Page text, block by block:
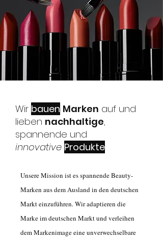
Wir bauen Marken auf und
lieben nachhaltige,
spannende und
innovative Produkte
Unsere Mission ist es spannende Beauty-
Marken aus dem Ausland in den deutschen
Markt einzuführen. Wir adaptieren die
Marke im deutschen Markt und verleihen
dem Markenimage eine unverwechselbare